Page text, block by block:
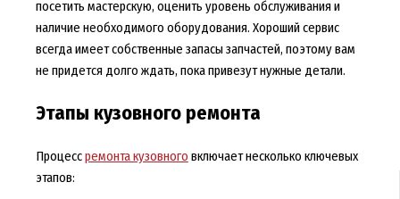
посетить мастерскую, оценить уровень обслуживания и
наличие необходимого оборудования. Хороший сервис
всегда имеет собственные запасы запчастей, поэтому вам
не придется долго ждать, пока привезут нужные детали.
Этапы кузовного ремонта
Процессремонта кузовного включает несколько ключевых
этапов: